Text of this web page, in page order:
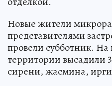
Новые жители
представителями
провели субботник.
территории высадили
сирени, жасмина,